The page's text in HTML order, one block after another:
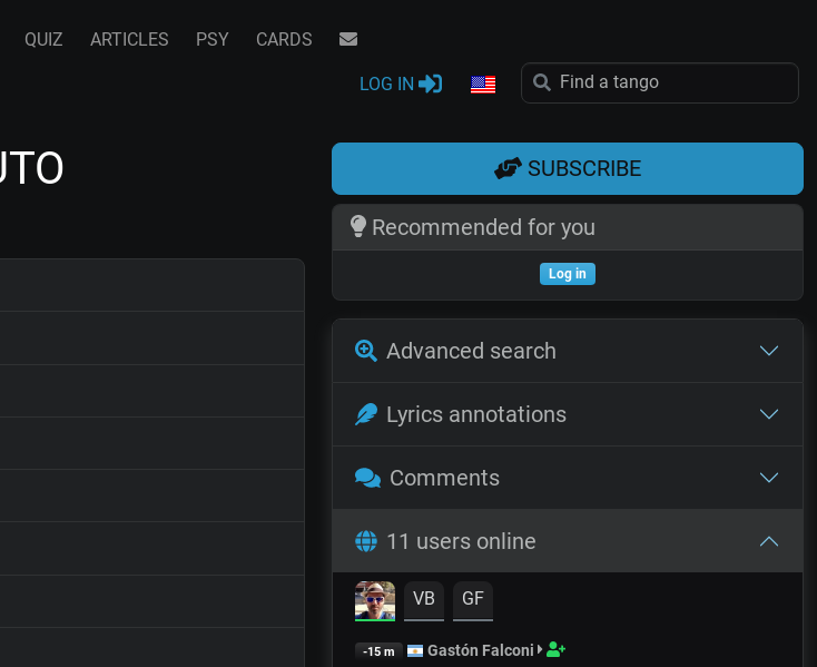
QUIZ ARTICLES PSY CARDS
LOG IN
SUBSCRIBE
Recommended for you
Log in
Advanced search
Lyrics annotations
Comments
11 users online
VB GF
-15 m Gastón Falconi